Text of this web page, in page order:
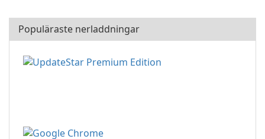
Populäraste nerladdningar